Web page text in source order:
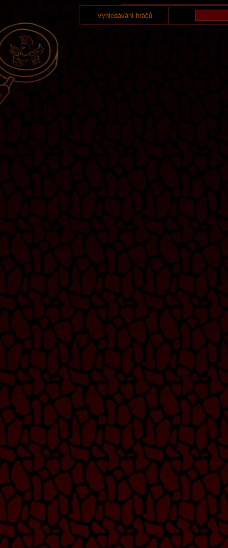
Vyhledávání hráčů